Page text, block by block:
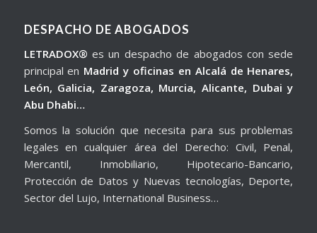
DESPACHO DE ABOGADOS
LETRADOX® es un despacho de abogados con sede
principal en Madrid y oficinas en Alcalá de Henares,
León, Galicia, Zaragoza, Murcia, Alicante, Dubai y
Abu Dhabi…
Somos la solución que necesita para sus problemas
legales en cualquier área del Derecho: Civil, Penal,
Mercantil, Inmobiliario, Hipotecario-Bancario,
Protección de Datos y Nuevas tecnologías, Deporte,
Sector del Lujo, International Business…